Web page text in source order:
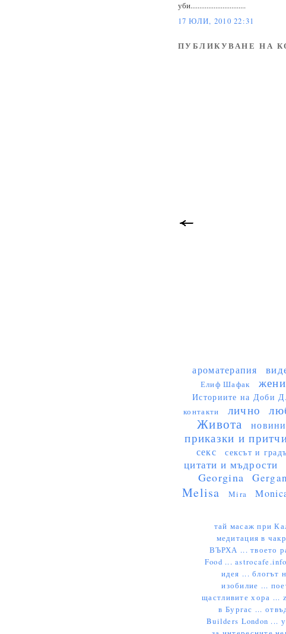
уби...............................
17 ЮЛИ, 2010 22:31
ПУБЛИКУВАНЕ НА
ароматерапия
Елиф Шафак жени
Историите на Доби Д.
контакти лично
Живота
новини
приказки и
секс сексът и
цитати и мъдрости
Georgina
Melisa Mira
тай масаж при
медитация в
ВЪРХА ...твоето
Food ...
идея ...блогът
изобилие ...
щастливите хора ...
в Бургас ...
Builders London ...